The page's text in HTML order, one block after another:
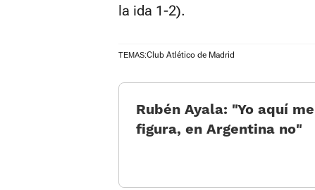
la ida 1-2).
TEMAS:Club Atlético de Madrid
Rubén Ayala: «Yo aquí
figura, en Argentina no»